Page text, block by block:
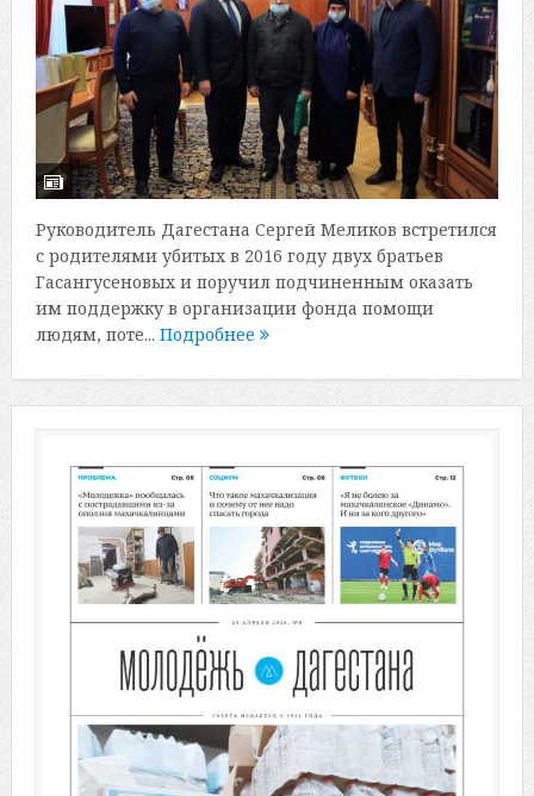
Руководитель Дагестана Сергей Меликов встретился
с родителями убитых в 2016 году двух братьев
Гасангусеновых и поручил подчиненным оказать
им поддержку в организации фонда помощи
людям, поте... Подробнее